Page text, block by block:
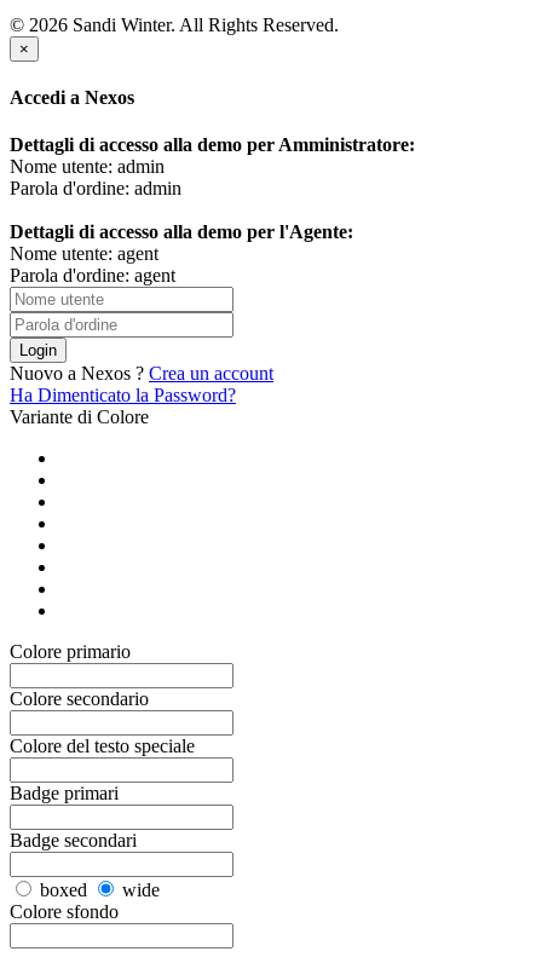
© 2026 Sandi Winter. All Rights Reserved.
×
Accedi a Nexos
Dettagli di accesso alla demo per Amministratore:
Nome utente: admin
Parola d'ordine: admin
Dettagli di accesso alla demo per l'Agente:
Nome utente: agent
Parola d'ordine: agent
Login
Nuovo a Nexos ? Crea un account
Ha Dimenticato la Password?
Variante di Colore
Colore primario
Colore secondario
Colore del testo speciale
Badge primari
Badge secondari
boxed
wide
Colore sfondo